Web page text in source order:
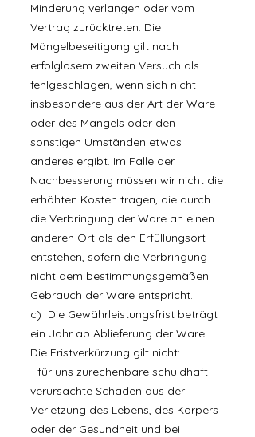
Minderung verlangen oder vom
Vertrag zurücktreten. Die
Mängelbeseitigung gilt nach
erfolglosem zweiten Versuch als
fehlgeschlagen, wenn sich nicht
insbesondere aus der Art der Ware
oder des Mangels oder den
sonstigen Umständen etwas
anderes ergibt. Im Falle der
Nachbesserung müssen wir nicht die
erhöhten Kosten tragen, die durch
die Verbringung der Ware an einen
anderen Ort als den Erfüllungsort
entstehen, sofern die Verbringung
nicht dem bestimmungsgemäßen
Gebrauch der Ware entspricht.
c) Die Gewährleistungsfrist beträgt
ein Jahr ab Ablieferung der Ware.
Die Fristverkürzung gilt nicht:
- für uns zurechenbare schuldhaft
verursachte Schäden aus der
Verletzung des Lebens, des Körpers
oder der Gesundheit und bei